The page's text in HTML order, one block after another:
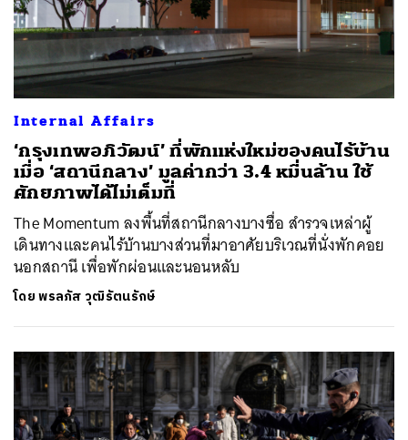
Internal Affairs
‘กรุงเทพอภิวัฒน์’ ที่พักแห่งใหม่ของคนไร้บ้าน
เมื่อ ‘สถานีกลาง’ มูลค่ากว่า 3.4 หมื่นล้าน ใช้
ศักยภาพได้ไม่เต็มที่
The Momentum ลงพื้นที่สถานีกลางบางซื่อ สำรวจเหล่าผู้
เดินทางและคนไร้บ้านบางส่วนที่มาอาศัยบริเวณที่นั่งพักคอย
นอกสถานี เพื่อพักผ่อนและนอนหลับ
โดยพรลภัส วุฒิรัตนรักษ์